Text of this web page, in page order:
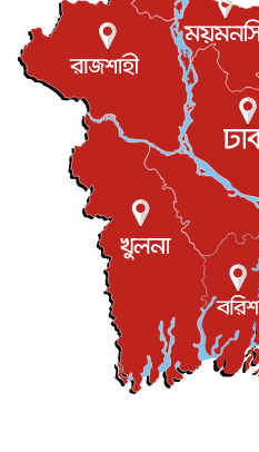
এবার ওটিটিতে মুক্তি
বিনোদন
রিয়ালকে ‘না’ বলা
খেলাধুলা
শিল্পকলায় চলচ্চিত্র
বিনোদন
ইস্ট লন্ডন মসজিদের
লেন্স...
ইসলাম ও জীবন
সিলেটের কন্যা
দেশজুড়ে
আজ থেকে সবার জন্য